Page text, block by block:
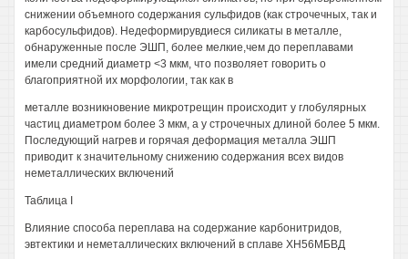
снижении объемного содержания сульфидов (как строчечных, так и
карбосульфидов). Недеформирувдиеся силикаты в металле,
обнаруженные после ЭШП, более мелкие,чем до переплавами
имели средний диаметр <3 мкм, что позволяет говорить о
благоприятной их морфологии, так как в
металле возникновение микротрещин происходит у глобулярных
частиц диаметром более 3 мкм, а у строчечных длиной более 5 мкм.
Последующий нагрев и горячая деформация металла ЭШП
приводит к значительному снижению содержания всех видов
неметаллических включений
Таблица I
Влияние способа переплава на содержание карбонитридов,
эвтектики и неметаллических включений в сплаве ХН56МБВД